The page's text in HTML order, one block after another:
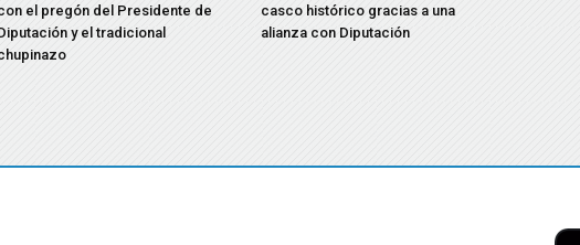
el pregón del Presidente de
y el tradicional
casco histórico gracias a una
alianza con Diputación